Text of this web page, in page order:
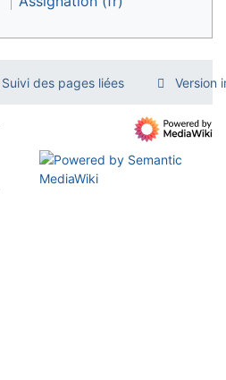
Suivi des pages liées Version